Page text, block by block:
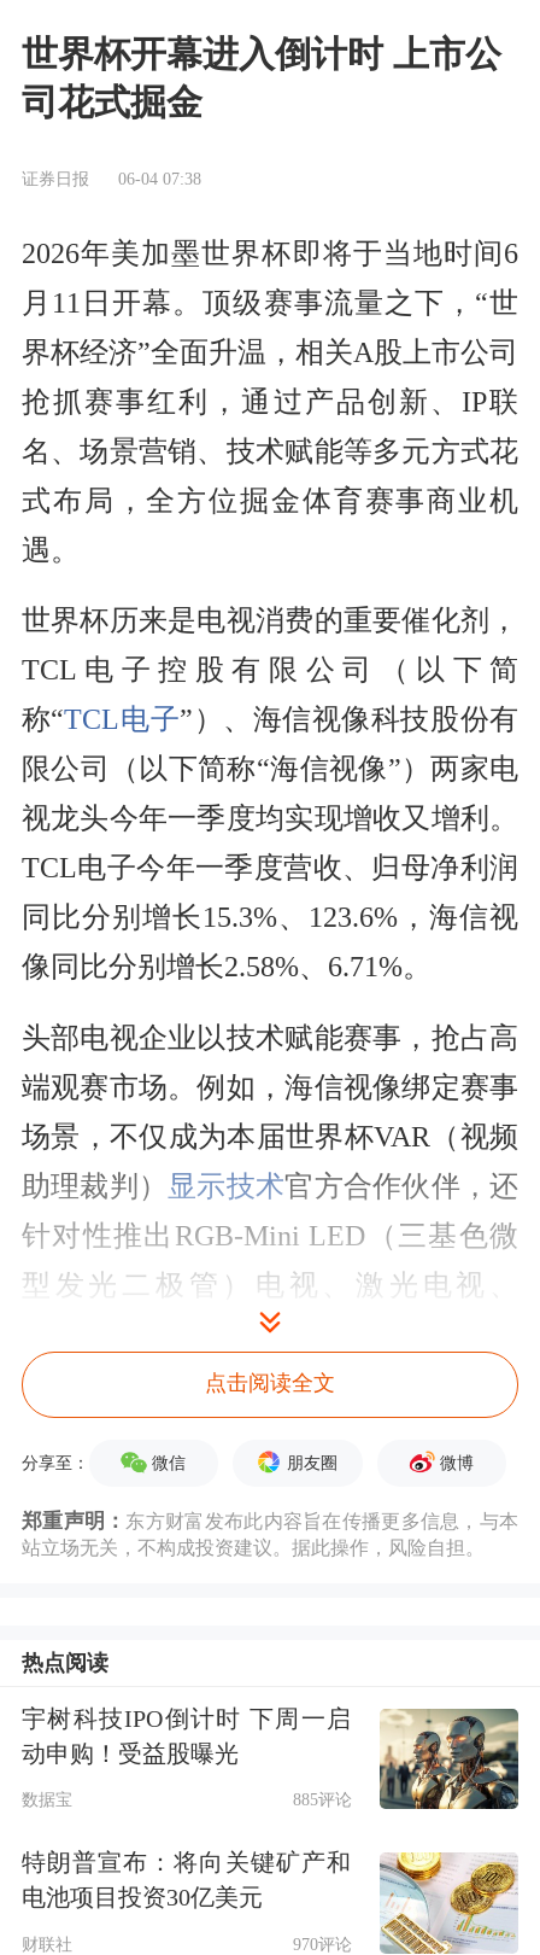
世界杯开幕进入倒计时 上市公
司花式掘金
证券日报 06-04 07:38
2026年美加墨世界杯即将于当地时间6
月11日开幕。顶级赛事流量之下，“世
界杯经济”全面升温，相关A股上市公司
抢抓赛事红利，通过产品创新、IP联
名、场景营销、技术赋能等多元方式花
式布局，全方位掘金体育赛事商业机
遇。
世界杯历来是电视消费的重要催化剂，
TCL电子控股有限公司（以下简
称“TCL电子”）、海信视像科技股份有
限公司（以下简称“海信视像”）两家电
视龙头今年一季度均实现增收又增利。
TCL电子今年一季度营收、归母净利润
同比分别增长15.3%、123.6%，海信视
像同比分别增长2.58%、6.71%。
头部电视企业以技术赋能赛事，抢占高
端观赛市场。例如，海信视像绑定赛事
场景，不仅成为本届世界杯VAR（视频
助理裁判）
显示技术官方合作伙伴，还
针对性推出RGB-Mini LED（三基色微
型发光二极管）电视、激光电视、
（微型发光二极管）无界巨
幕等多款赛事定制产品，聚焦超大屏、
联想集团 同样以官方赞助商身份深度参
与，主打AI科技赋能体育赛事。公司专
海量赛事数据，为参赛球队教练、球员
及分析师提供赛事分析、战术推演、决
策辅助等智能化服务。
证场’，联想集团等企业从B2C（商对
客）品牌曝光转向B2B（商对商）专业
点击阅读全文
分享至： 微信 朋友圈 微博
郑重声明： 东方财富发布此内容旨在传播更多信息，与本
站立场无关，不构成投资建议。据此操作，风险自担。
热点阅读
宇树科技IPO倒计时 下周一启
动申购！受益股曝光
数据宝 885评论
特朗普宣布：将向关键矿产和
电池项目投资30亿美元
财联社 970评论